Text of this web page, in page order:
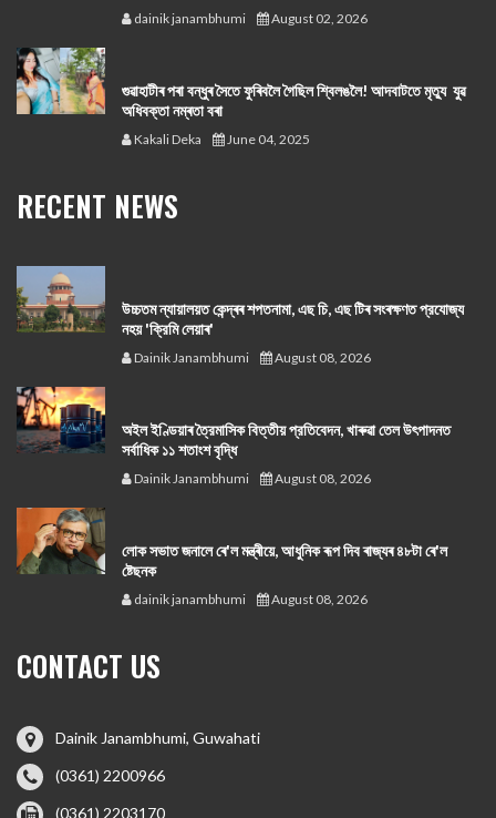
dainik janambhumi August 02, 2026
গুৱাহাটীৰ পৰা বন্ধুৰ সৈতে ফুৰিবলৈ গৈছিল শ্বিলঙলৈ! আদবাটতে মৃত্যু যুৱ
অধিবক্তা নম্ৰতা বৰা
Kakali Deka June 04, 2025
RECENT NEWS
উচ্চতম ন্যায়ালয়ত কেন্দ্ৰৰ শপতনামা, এছ চি, এছ টিৰ সংৰক্ষণত প্রযোজ্য
নহয় 'ক্রিমি লেয়াৰ'
Dainik Janambhumi August 08, 2026
অইল ইণ্ডিয়াৰ ত্রৈমাসিক বিত্তীয় প্রতিবেদন, খাৰুৱা তেল উৎপাদনত
সর্বাধিক ১১ শতাংশ বৃদ্ধি
Dainik Janambhumi August 08, 2026
লোক সভাত জনালে ৰে'ল মন্ত্ৰীয়ে, আধুনিক ৰূপ দিব ৰাজ্যৰ ৪৮টা ৰে'ল
ষ্টেছনক
dainik janambhumi August 08, 2026
CONTACT US
Dainik Janambhumi, Guwahati
(0361) 2200966
(0361) 2203170